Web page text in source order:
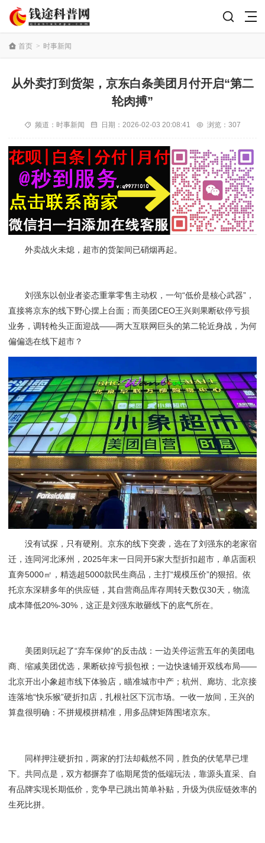
首页 > 时事新闻
从外卖打到货架，京东白条美团月付开启“第二
轮肉搏”
频道： 时事新闻 日期： 2026-02-03 20:08:41 浏览：307
外卖战火未熄，超市的货架间已硝烟再起。
刘强东以创业者姿态重掌零售主动权，一句“低价是核心武器”，
直接将京东的线下野心摆上台面；而美团CEO王兴则果断砍停亏损
业务，调转枪头正面迎战——两大互联网巨头的第二轮近身战，为何
偏偏选在线下超市？
没有试探，只有硬刚。京东的线下突袭，选在了刘强东的老家宿
迁，连同河北涿州，2025年末一日同开5家大型折扣超市，单店面积
直奔5000㎡，精选超5000款民生商品，主打“规模压价”的狠招。依
托京东深耕多年的供应链，其自营商品库存周转天数仅30天，物流
成本降低20%-30%，这正是刘强东敢砸线下的底气所在。
美团则玩起了“弃车保帅”的反击战：一边关停运营五年的美团电
商、缩减美团优选，果断砍掉亏损包袱；一边快速铺开双线布局——
北京开出小象超市线下体验店，瞄准城市中产；杭州、廊坊、北京接
连落地“快乐猴”硬折扣店，扎根社区下沉市场。一收一放间，王兴的
算盘很明确：不拼规模拼精准，用多品牌矩阵围堵京东。
同样押注硬折扣，两家的打法却截然不同，胜负的伏笔早已埋
下。共同点是，双方都摒弃了临期尾货的低端玩法，靠源头直采、自
有品牌实现长期低价，竞争早已跳出简单补贴，升级为供应链效率的
生死比拼。